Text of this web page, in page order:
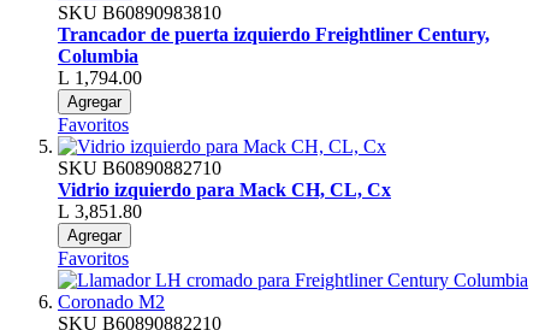
SKU B60890983810
Trancador de puerta izquierdo Freightliner Century,
Columbia
L 1,794.00
Agregar
Favoritos
SKU B60890882710
Vidrio izquierdo para Mack CH, CL, Cx
L 3,851.80
Agregar
Favoritos
SKU B60890882210